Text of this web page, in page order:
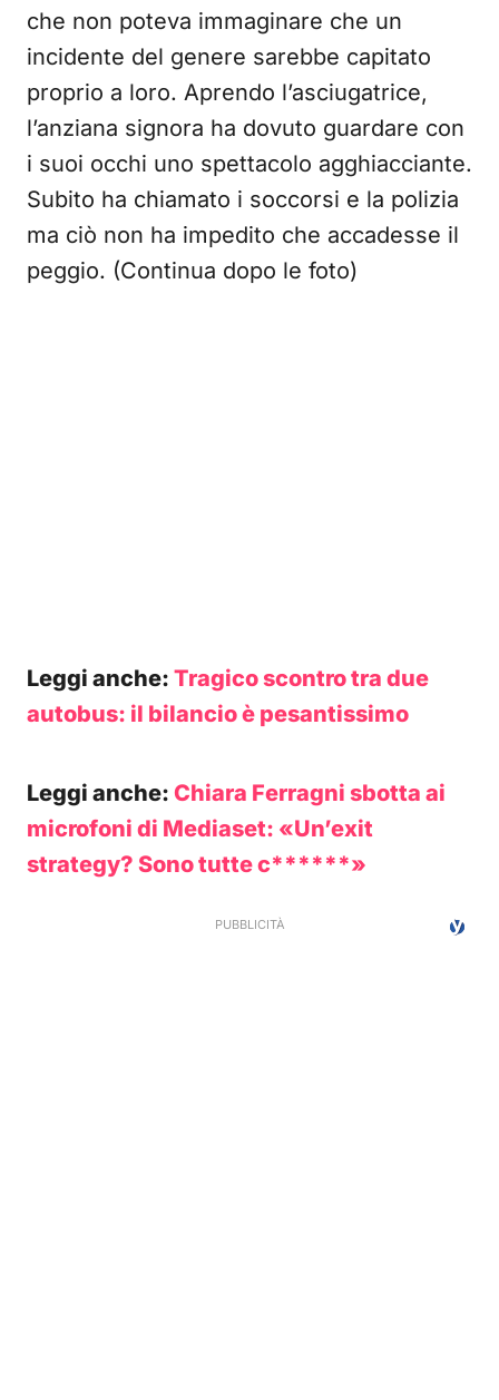
che non poteva immaginare che un
incidente del genere sarebbe capitato
proprio a loro. Aprendo l’asciugatrice,
l’anziana signora ha dovuto guardare con
i suoi occhi uno spettacolo agghiacciante.
Subito ha chiamato i soccorsi e la polizia
ma ciò non ha impedito che accadesse il
peggio. (Continua dopo le foto)
Leggi anche: Tragico scontro tra due
autobus: il bilancio è pesantissimo
Leggi anche: Chiara Ferragni sbotta ai
microfoni di Mediaset: «Un’exit
strategy? Sono tutte c******»